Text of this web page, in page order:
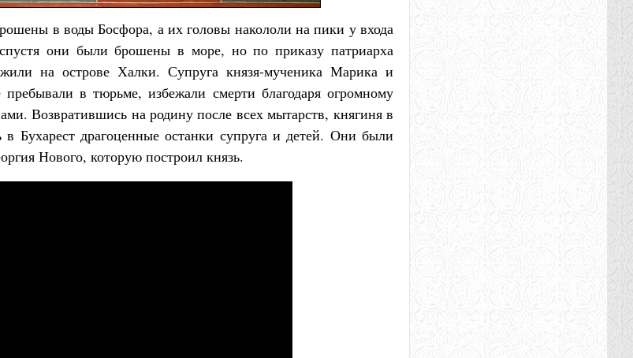
в воды Босфора, а их головы накололи на пики у входа
они были брошены в море, но по приказу патриарха
на острове Халки. Супруга князя-мученика Марика и
в тюрьме, избежали смерти благодаря огромному
Возвратившись на родину после всех мытарств, княгиня в
в Бухарест драгоценные останки супруга и детей. Они были
Нового, которую построил князь.